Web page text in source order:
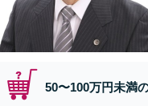
50〜100万円未満